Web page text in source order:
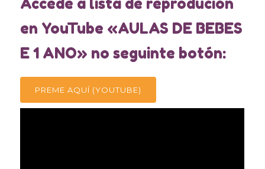
Accede a lista de reprodución
en YouTube «AULAS DE BEBES
E 1 ANO» no seguinte botón:
PREME AQUÍ (YOUTUBE)